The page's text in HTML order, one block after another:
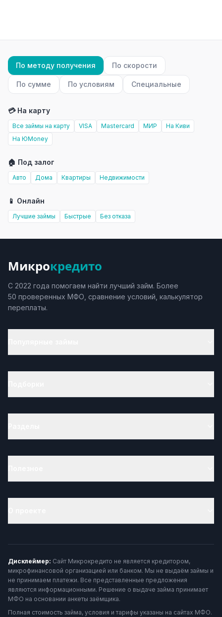
По методу получения По скорости
По сумме По условиям Специальные
💳 На карту
Все займы на карту VISA Mastercard МИР
На Киви
На ЮMoney
🏠 Под залог
Авто Дома Квартиры Недвижимости
📱 Онлайн
Лучшие займы Быстрые Без отказа
Микрокредито
С 2022 года помогаем найти лучший займ. Более
50 проверенных МФО, сравнение условий, калькулятор
переплаты.
Дисклеймер: Сайт Микрокредито не является кредитором,
микрофинансовой организацией или банком. Мы не выдаём займы и
не принимаем платежи. Все представленные предложения
являются информационными. Решение о выдаче займа принимает
МФО на основании анкеты заёмщика.
Полная стоимость займа, условия и тарифы указаны на сайтах МФО.